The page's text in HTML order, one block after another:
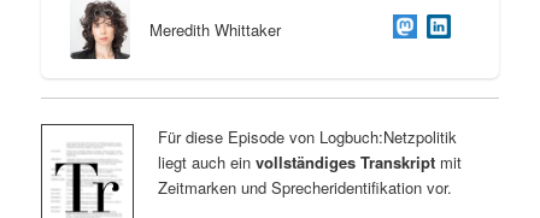
Meredith Whittaker
Für diese Episode von Logbuch:Netzpolitik
liegt auch ein vollständiges Transkriptmit
Zeitmarken und Sprecheridentifikation vor.